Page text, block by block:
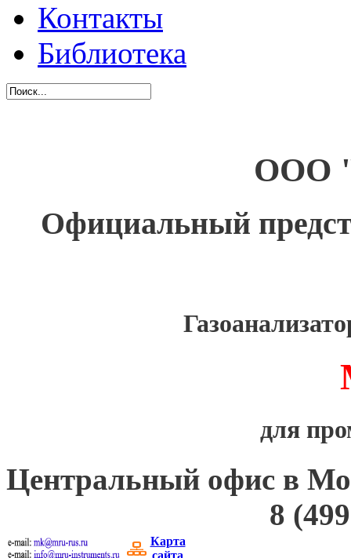
Контакты
Библиотека
ООО
Официальный
для
Центральный офис в
8
Карта